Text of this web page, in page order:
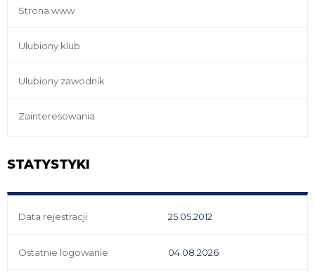
Strona www
Ulubiony klub
Ulubiony zawodnik
Zainteresowania
STATYSTYKI
Data rejestracji 25.05.2012
Ostatnie logowanie 04.08.2026